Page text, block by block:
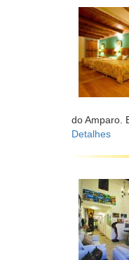
do Amparo.
Detalhes